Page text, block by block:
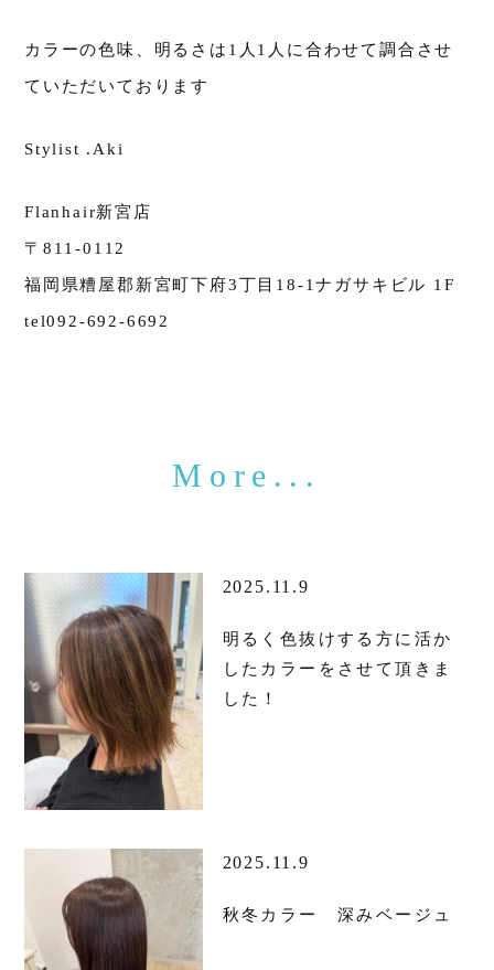
カラーの色味、明るさは1人1人に合わせて調合させ
ていただいております
Stylist .Aki
Flanhair新宮店
〒811-0112
福岡県糟屋郡新宮町下府3丁目18-1ナガサキビル 1F
tel092-692-6692
2025.11.9
明るく色抜けする方に活か
したカラーをさせて頂きま
した！
2025.11.9
秋冬カラー 深みベージュ